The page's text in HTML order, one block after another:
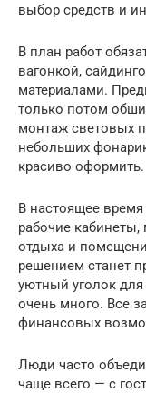
выбор средств и
В план работ
вагонкой,
материалами.
только потом
монтаж световых
небольших
красиво оформить.
В настоящее
рабочие
отдыха и
решением станет
уютный уголок для
очень много. Все
финансовых
Люди часто
чаще всего — с